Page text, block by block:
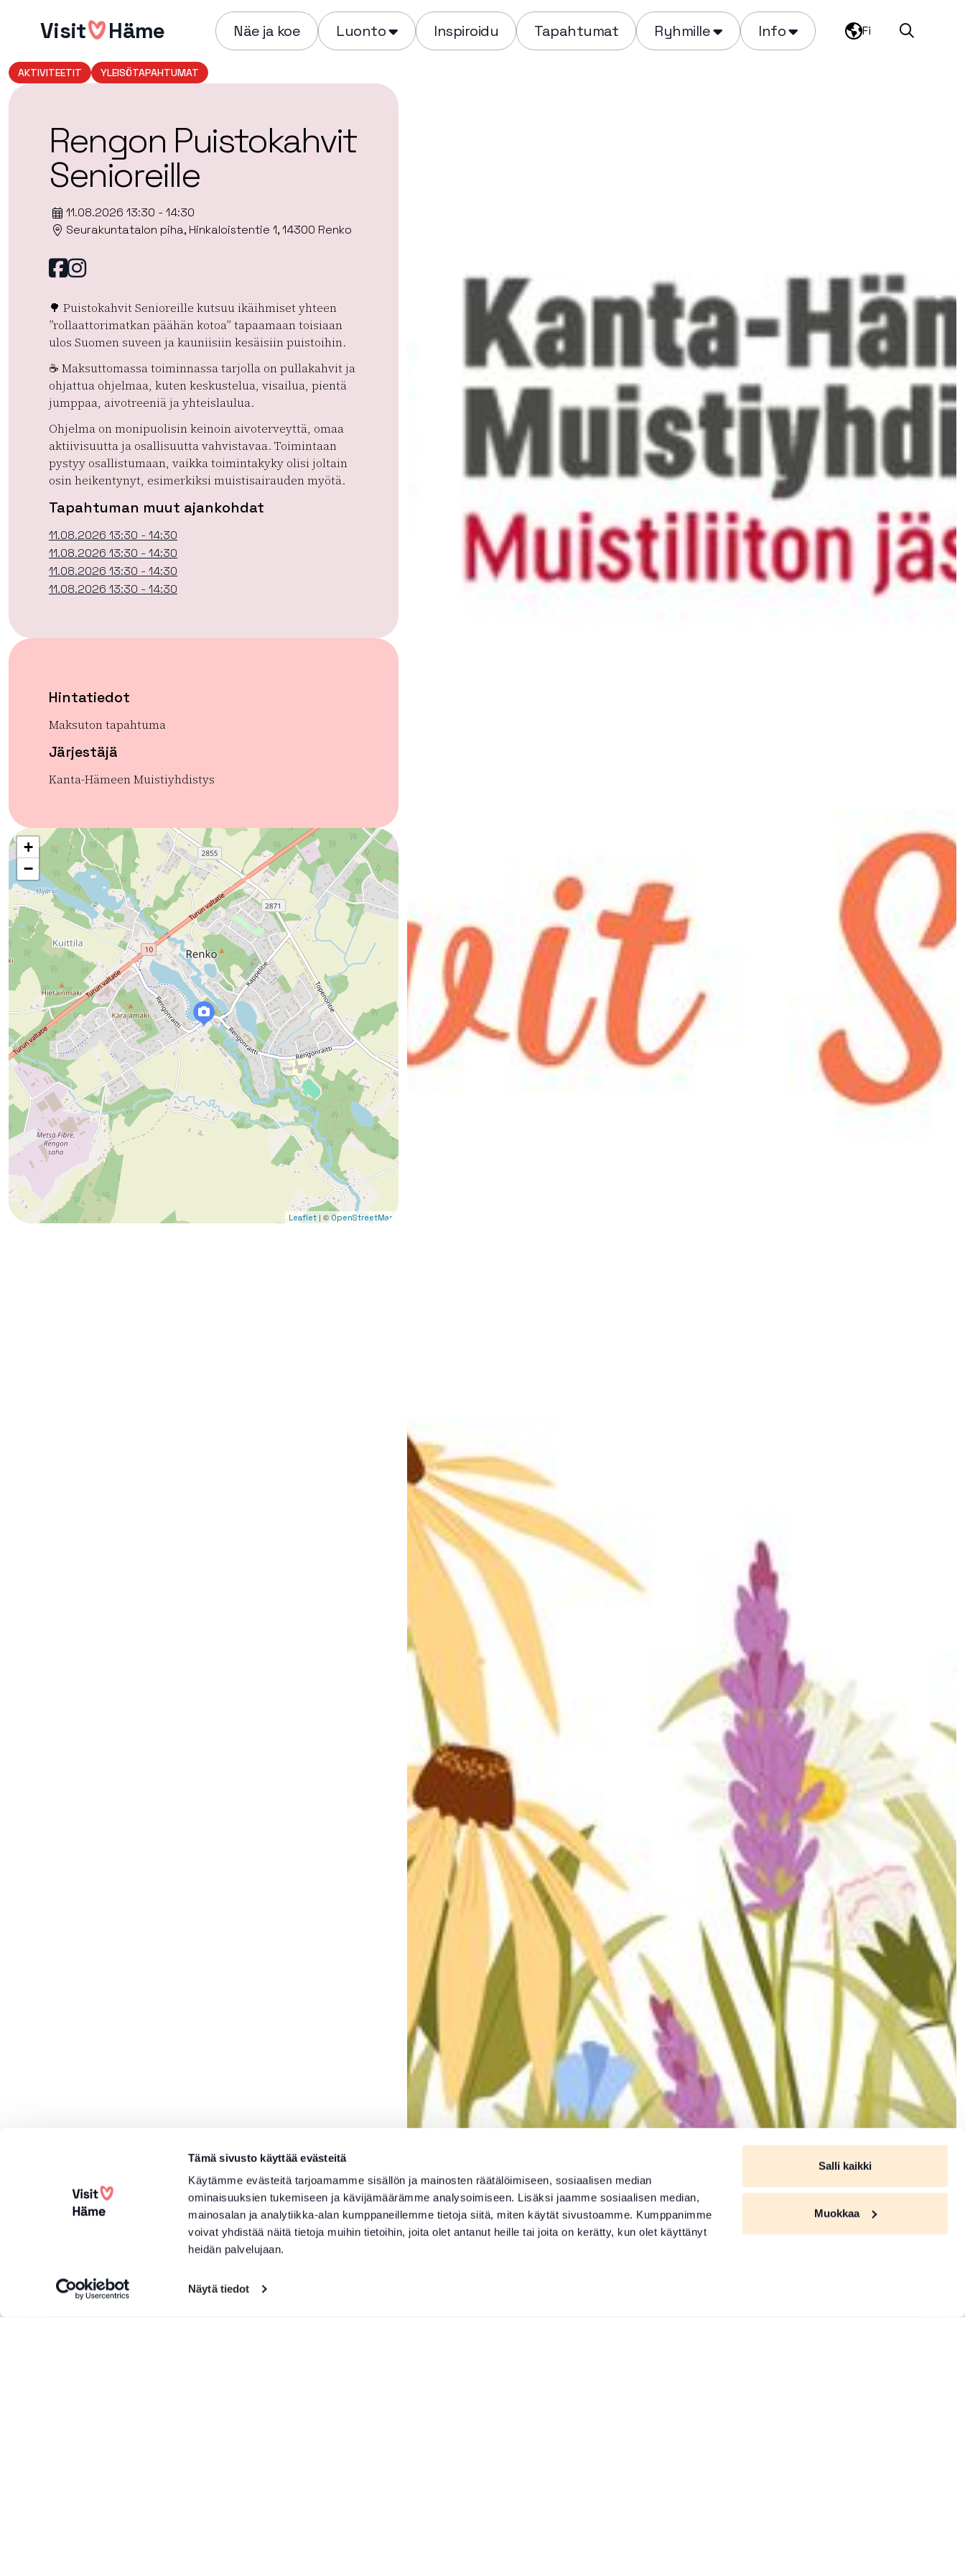
Tämä sivusto käyttää evästeitä
Käytämme evästeitä tarjoamamme sisällön ja mainosten räätälöimiseen, sosiaalisen median
ominaisuuksien tukemiseen ja kävijämäärämme analysoimiseen. Lisäksi jaamme sosiaalisen median,
mainosalan ja analytiikka-alan kumppaneillemme tietoja siitä, miten käytät sivustoamme. Kumppanimme
voivat yhdistää näitä tietoja muihin tietoihin, joita olet antanut heille tai joita on kerätty, kun olet käyttänyt
heidän palvelujaan.
Näytä tiedot
Salli kaikki
Muokkaa
sisältöönVisit Häme Näe ja koe Luonto Inspiroidu Tapahtumat Ryhmille Info Fi Haku
AKTIVITEETIT YLEISÖTAPAHTUMAT
Rengon Puistokahvit
Senioreille
11.08.2026 13:30 - 14:30
Seurakuntatalon piha, Hinkaloistentie 1, 14300 Renko
Facebook
instagram
🌳 Puistokahvit Senioreille kutsuu ikäihmiset yhteen
”rollaattorimatkan päähän kotoa” tapaamaan toisiaan
ulos Suomen suveen ja kauniisiin kesäisiin puistoihin.
☕️ Maksuttomassa toiminnassa tarjolla on pullakahvit ja
ohjattua ohjelmaa, kuten keskustelua, visailua, pientä
jumppaa, aivotreeniä ja yhteislaulua.
Ohjelma on monipuolisin keinoin aivoterveyttä, omaa
aktiivisuutta ja osallisuutta vahvistavaa. Toimintaan
pystyy osallistumaan, vaikka toimintakyky olisi joltain
osin heikentynyt, esimerkiksi muistisairauden myötä.
Tapahtuman muut ajankohdat
11.08.2026 13:30 - 14:30
11.08.2026 13:30 - 14:30
11.08.2026 13:30 - 14:30
11.08.2026 13:30 - 14:30
Hintatiedot
Maksuton tapahtuma
Järjestäjä
Kanta-Hämeen Muistiyhdistys
+
−
Leaflet | © OpenStreetMap